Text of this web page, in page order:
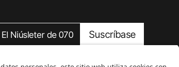
Suscríbase